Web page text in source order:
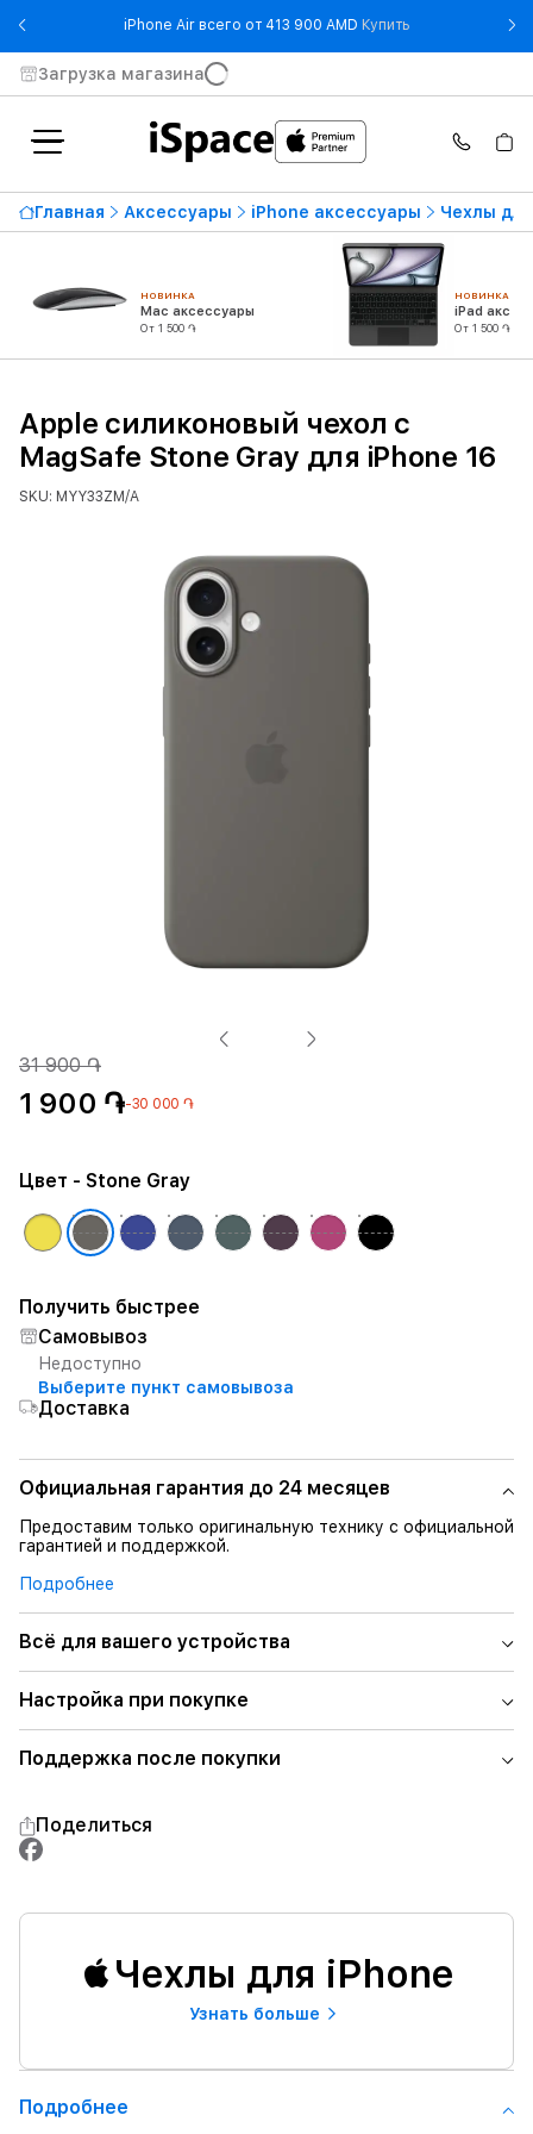
iPhone Air всего от 413 900 AMD Купить- iPhone Air
Загрузка магазина
Главная Аксессуары iPhone аксессуары Чехлы
НОВИНКА
Mac аксессуары
От 1 500 ֏
НОВИНКА
iPad
От 1 500 ֏
Apple силиконовый чехол с
MagSafe Stone Gray для iPhone 16
SKU: MYY33ZM/A
31 900 ֏
1 900 ֏-30 000 ֏
Цвет - Stone Gray
Получить быстрее
Самовывоз
Недоступно
Выберите пункт самовывоза
Доставка
Официальная гарантия до 24 месяцев
Предоставим только оригинальную технику с официальной
гарантией и поддержкой.
Подробнее
Всё для вашего устройства
Настройка при покупке
Поддержка после покупки
Поделиться
Чехлы для iPhone
Узнать больше
Подробнее